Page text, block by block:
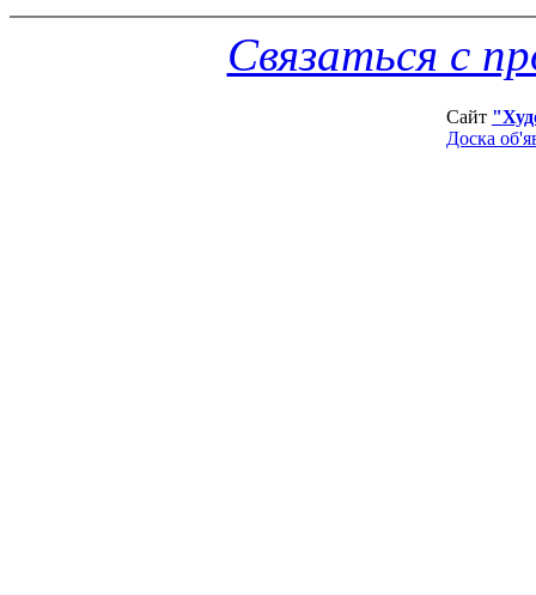
Связаться с
Сайт
Доска